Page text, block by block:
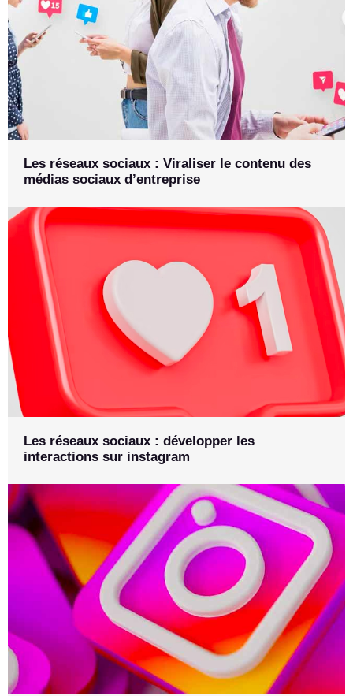
Les réseaux sociaux : Viraliser le contenu des
médias sociaux d’entreprise
Les réseaux sociaux : développer les
interactions sur instagram